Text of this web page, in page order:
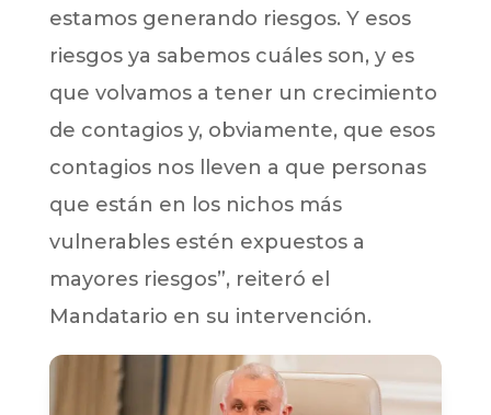
estamos generando riesgos. Y esos
riesgos ya sabemos cuáles son, y es
que volvamos a tener un crecimiento
de contagios y, obviamente, que esos
contagios nos lleven a que personas
que están en los nichos más
vulnerables estén expuestos a
mayores riesgos”, reiteró el
Mandatario en su intervención.